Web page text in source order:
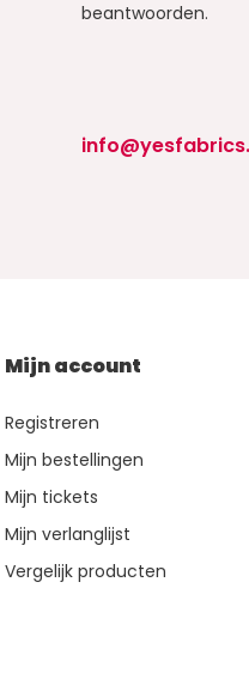
beantwoorden.
Mijn account
Registreren
Mijn bestellingen
Mijn tickets
Mijn verlanglijst
Vergelijk producten